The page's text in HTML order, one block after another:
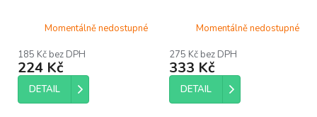
ů
Momentálně nedostupné
185 Kč bez DPH
224 Kč
DETAIL
Momentálně nedostupné
275 Kč bez DPH
333 Kč
DETAIL